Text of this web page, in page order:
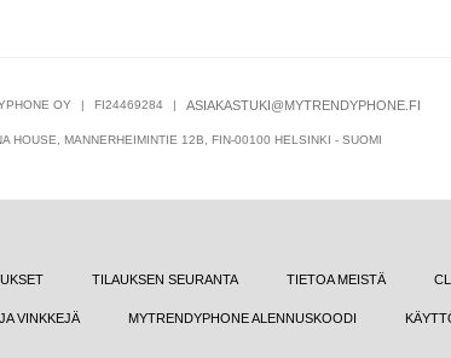
OY | FI24469284 | ASIAKASTUKI@MYTRENDYPHONE.FI
HOUSE, MANNERHEIMINTIE 12B, FIN-00100 HELSINKI - SUOMI
TILAUKSEN SEURANTA TIETOA MEISTÄ
VINKKEJÄ MYTRENDYPHONE ALENNUSKOODI